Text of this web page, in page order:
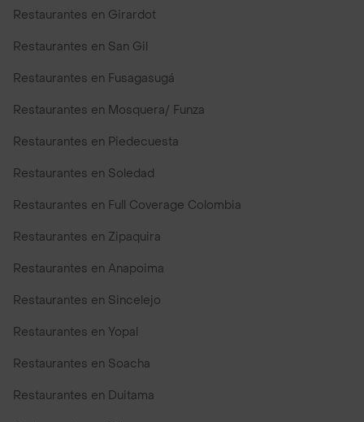
Restaurantes en Girardot
Restaurantes en San Gil
Restaurantes en Fusagasugá
Restaurantes en Mosquera/ Funza
Restaurantes en Piedecuesta
Restaurantes en Soledad
Restaurantes en Full Coverage Colombia
Restaurantes en Zipaquira
Restaurantes en Anapoima
Restaurantes en Sincelejo
Restaurantes en Yopal
Restaurantes en Soacha
Restaurantes en Duitama